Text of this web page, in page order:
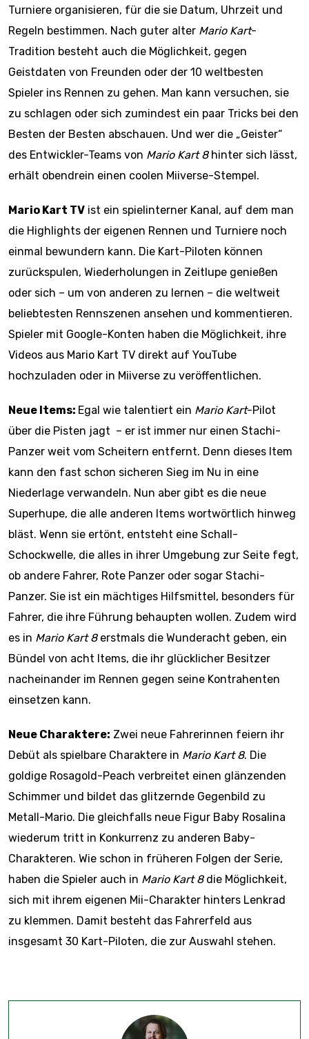
Turniere organisieren, für die sie Datum, Uhrzeit und
Regeln bestimmen. Nach guter alter Mario Kart-
Tradition besteht auch die Möglichkeit, gegen
Geistdaten von Freunden oder der 10 weltbesten
Spieler ins Rennen zu gehen. Man kann versuchen, sie
zu schlagen oder sich zumindest ein paar Tricks bei den
Besten der Besten abschauen. Und wer die „Geister“
des Entwickler-Teams von Mario Kart 8hinter sich lässt,
erhält obendrein einen coolen Miiverse-Stempel.
Mario Kart TV ist ein spielinterner Kanal, auf dem man
die Highlights der eigenen Rennen und Turniere noch
einmal bewundern kann. Die Kart-Piloten können
zurückspulen, Wiederholungen in Zeitlupe genießen
oder sich – um von anderen zu lernen – die weltweit
beliebtesten Rennszenen ansehen und kommentieren.
Spieler mit Google-Konten haben die Möglichkeit, ihre
Videos aus Mario Kart TV direkt auf YouTube
hochzuladen oder in Miiverse zu veröffentlichen.
Neue Items: Egal wie talentiert ein Mario Kart-Pilot
über die Pisten jagt – er ist immer nur einen Stachi-
Panzer weit vom Scheitern entfernt. Denn dieses Item
kann den fast schon sicheren Sieg im Nu in eine
Niederlage verwandeln. Nun aber gibt es die neue
Superhupe, die alle anderen Items wortwörtlich hinweg
bläst. Wenn sie ertönt, entsteht eine Schall-
Schockwelle, die alles in ihrer Umgebung zur Seite fegt,
ob andere Fahrer, Rote Panzer oder sogar Stachi-
Panzer. Sie ist ein mächtiges Hilfsmittel, besonders für
Fahrer, die ihre Führung behaupten wollen. Zudem wird
es in Mario Kart 8erstmals die Wunderacht geben, ein
Bündel von acht Items, die ihr glücklicher Besitzer
nacheinander im Rennen gegen seine Kontrahenten
einsetzen kann.
Neue Charaktere: Zwei neue Fahrerinnen feiern ihr
Debüt als spielbare Charaktere in Mario Kart 8. Die
goldige Rosagold-Peach verbreitet einen glänzenden
Schimmer und bildet das glitzernde Gegenbild zu
Metall-Mario. Die gleichfalls neue Figur Baby Rosalina
wiederum tritt in Konkurrenz zu anderen Baby-
Charakteren. Wie schon in früheren Folgen der Serie,
haben die Spieler auch in Mario Kart 8die Möglichkeit,
sich mit ihrem eigenen Mii-Charakter hinters Lenkrad
zu klemmen. Damit besteht das Fahrerfeld aus
insgesamt 30 Kart-Piloten, die zur Auswahl stehen.